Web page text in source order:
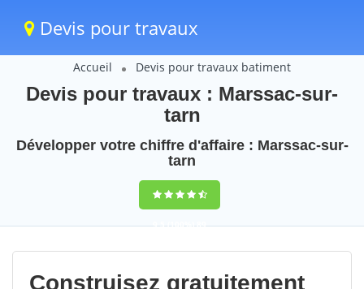
Devis pour travaux
Accueil Devis pour travaux batiment
Devis pour travaux : Marssac-sur-
tarn
Développer votre chiffre d'affaire : Marssac-sur-
tarn
9,5(100%)89
votes
Construisez gratuitement